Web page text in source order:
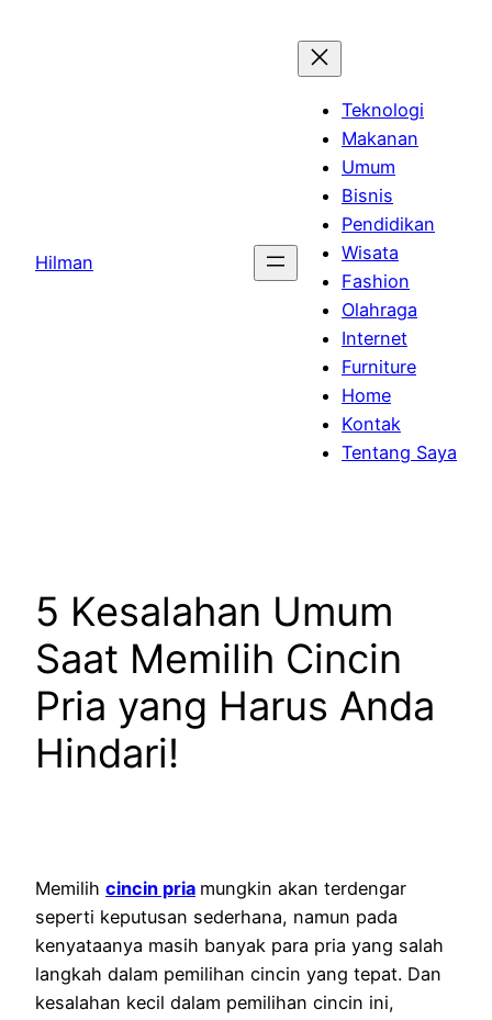
Hilman
Teknologi
Makanan
Umum
Bisnis
Pendidikan
Wisata
Fashion
Olahraga
Internet
Furniture
Home
Kontak
Tentang Saya
5 Kesalahan Umum
Saat Memilih Cincin
Pria yang Harus Anda
Hindari!
Memilih cincin pria mungkin akan terdengar
seperti keputusan sederhana, namun pada
kenyataanya masih banyak para pria yang salah
langkah dalam pemilihan cincin yang tepat. Dan
kesalahan kecil dalam pemilihan cincin ini,